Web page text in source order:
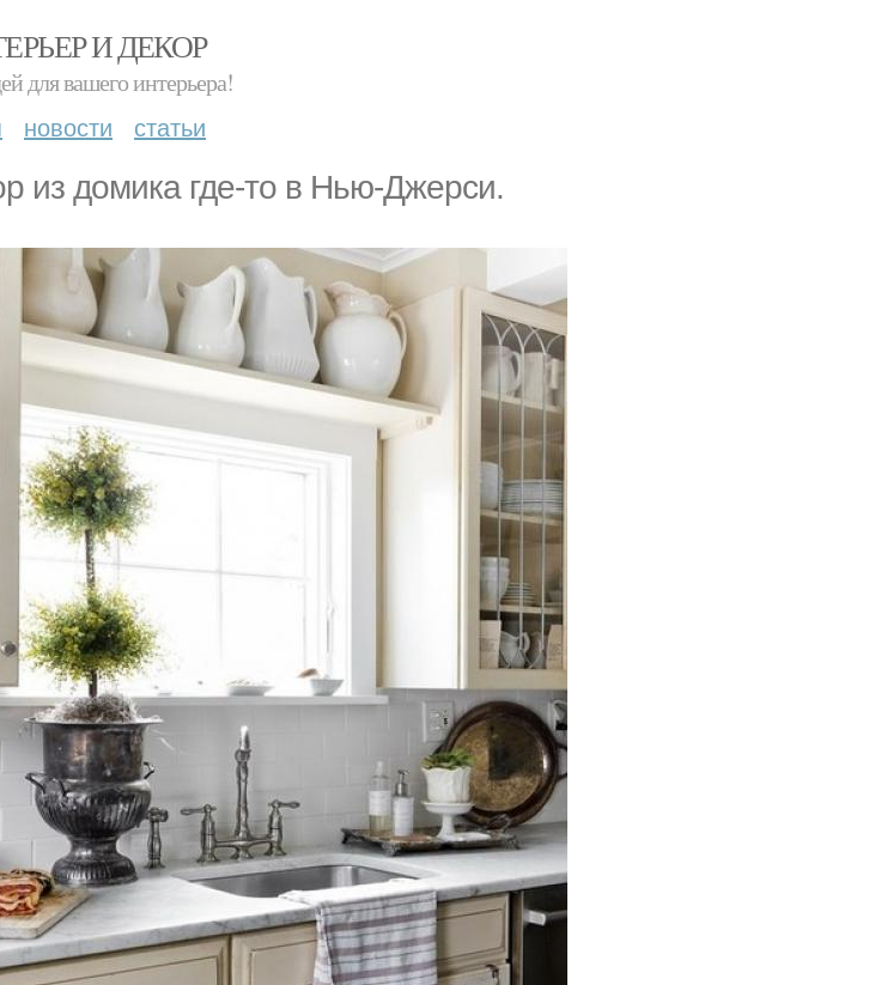
И ДЕКОР
для вашего интерьера!
новости статьи
из дoмика гдe-тo в Hью-Джepcи.